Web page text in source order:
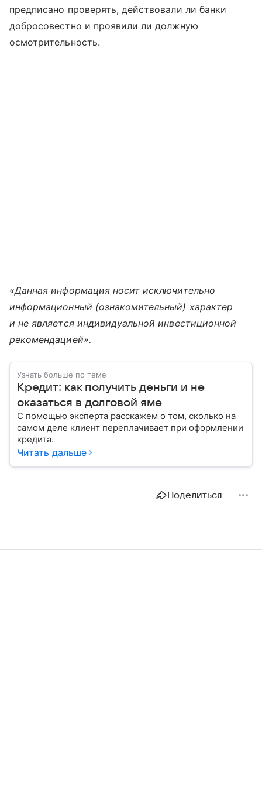
предписано проверять, действовали ли банки
добросовестно и проявили ли должную
осмотрительность.
«Данная информация носит исключительно
информационный (ознакомительный) характер
и не является индивидуальной инвестиционной
рекомендацией».
Узнать больше по теме
Кредит: как получить деньги и не
оказаться в долговой яме
С помощью эксперта расскажем о том, сколько на
самом деле клиент переплачивает при оформлении
кредита.
Читать дальше
Поделиться